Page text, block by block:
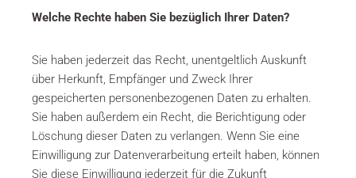
Welche Rechte haben Sie bezüglich Ihrer Daten?
Sie haben jederzeit das Recht, unentgeltlich Auskunft
über Herkunft, Empfänger und Zweck Ihrer
gespeicherten personenbezogenen Daten zu erhalten.
Sie haben außerdem ein Recht, die Berichtigung oder
Löschung dieser Daten zu verlangen. Wenn Sie eine
Einwilligung zur Datenverarbeitung erteilt haben, können
Sie diese Einwilligung jederzeit für die Zukunft